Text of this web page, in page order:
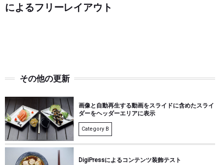
によるフリーレイアウト
その他の更新
画像と自動再生する動画をスライドに含めたスライ
ダーをヘッダーエリアに表示
Category B
DigiPressによるコンテンツ装飾テスト